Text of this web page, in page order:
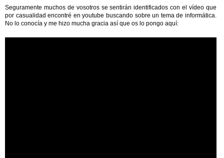
Seguramente muchos de vosotros se sentirán identificados con el vídeo que
por casualidad encontré en youtube buscando sobre un tema de informática.
No lo conocía y me hizo mucha gracia así que os lo pongo aquí: